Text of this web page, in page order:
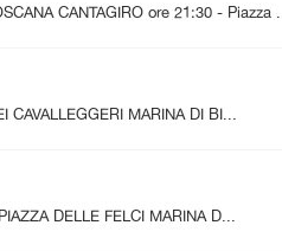
CANTAGIRO ore 21:30 - Piazza ...
MARINA DI BI...
DELLE FELCI MARINA D...